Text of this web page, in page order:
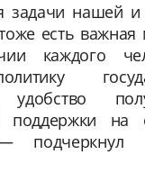
задачи нашей
есть важная
каждого
поддержки на
подчеркнул